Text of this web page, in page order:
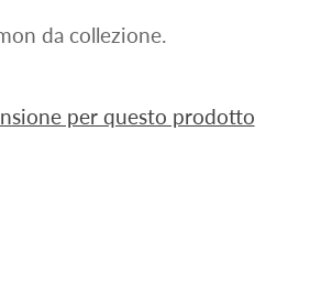
da collezione.
per questo prodotto